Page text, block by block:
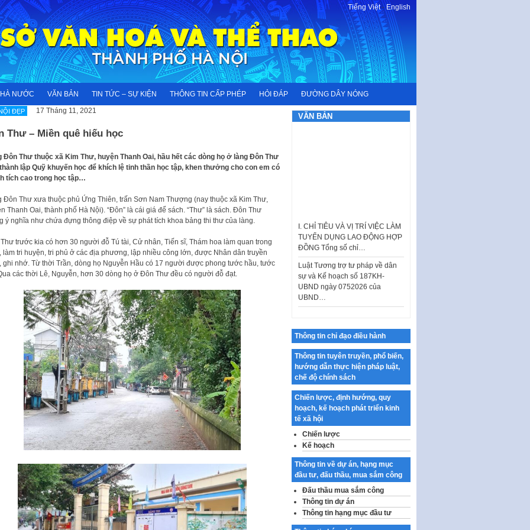
Tiếng Việt-English
NƯỚC VĂN BẢN TIN TỨC – SỰ KIỆN THÔNG TIN CẤP PHÉP HỎI ĐÁP ĐƯỜNG DÂY NÓNG
ĐẸP 17 Tháng 11, 2021
Thư – Miền quê hiếu học
Đôn Thư thuộc xã Kim Thư, huyện Thanh Oai, hầu hết các dòng họ ở làng Đôn Thư
lập Quỹ khuyến học để khích lệ tinh thần học tập, khen thưởng cho con em có
tích cao trong học tập…
Đôn Thư xưa thuộc phủ Ứng Thiên, trấn Sơn Nam Thượng (nay thuộc xã Kim Thư,
Thanh Oai, thành phố Hà Nội). “Đôn” là cái giá để sách. “Thư” là sách. Đôn Thư
ý nghĩa như chứa đựng thông điệp về sự phát tích khoa bảng thi thư của làng.
trước kia có hơn 30 người đỗ Tú tài, Cử nhân, Tiến sĩ, Thám hoa làm quan trong
làm tri huyện, tri phủ ở các địa phương, lập nhiều công lớn, được Nhân dân truyền
ghi nhớ. Từ thời Trần, dòng họ Nguyễn Hầu có 17 người được phong tước hầu, tước
các thời Lê, Nguyễn, hơn 30 dòng họ ở Đôn Thư đều có người đỗ đạt.
VĂN BẢN
TUYỂN DỤNG LAO ĐỘNG HỢP
ĐỒNG Tổng số chỉ…
Luật Tương trợ tư pháp về dân
sự và Kế hoạch số 187KH-
UBND ngày 0752026 của
UBND…
Ban hành Danh mục vị trí khai
Kế hoạch Tổ chức Cuộc thi
chính luận về bảo vệ nền tảng tư
tưởng của Đảng…
Công bố công khai dự toán kinh
phí xây dựng pháp luật, hoàn
thiện thể chế, chính…
Quy định về nghiên cứu, ứng
dụng khoa học, công nghệ, đổi
mới sáng tạo và chuyển…
Quy định chi tiết và hướng dẫn
thi hành một số điều của Luật Lý
lịch tư…
Sửa đổi, bổ sung một số nội
dung tại Nghị quyết số 30/NQ-
CP ngày 24 tháng 02…
Thông tin chỉ đạo điều hành
Thông tin tuyên truyền, phổ biến,
hướng dẫn thực hiện pháp luật,
chế độ chính sách
Chiến lược, định hướng, quy
hoạch, kế hoạch phát triển kinh
tế xã hội
Chiến lược
Kế hoạch
Thông tin về dự án, hạng mục
đầu tư, đấu thầu, mua sắm công
Đấu thầu mua sắm công
Thông tin dự án
Thông tin hạng mục đầu tư